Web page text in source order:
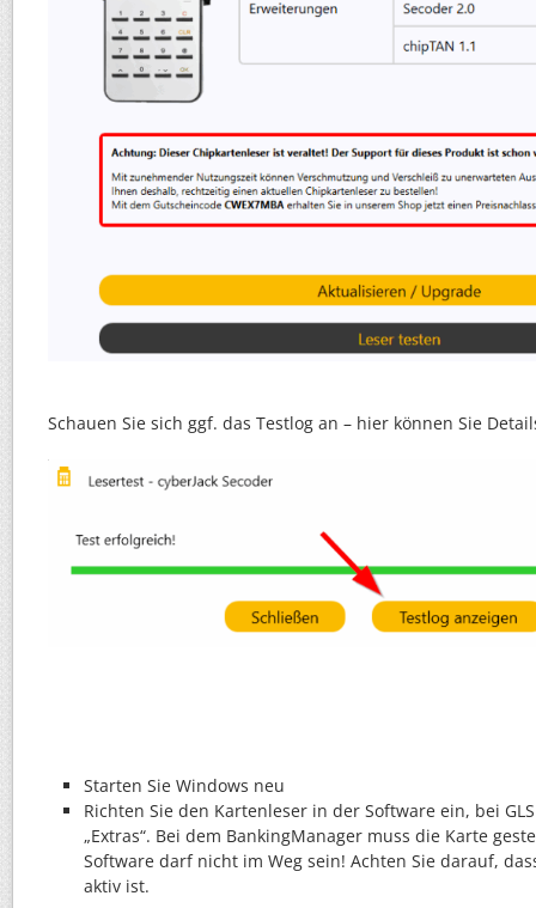
Schauen Sie sich ggf. das Testlog an – hier können Sie
Starten Sie Windows neu
Richten Sie den Kartenleser in der Software ein, bei
„Extras“. Bei dem BankingManager muss die Karte
Software darf nicht im Weg sein! Achten Sie darauf,
aktiv ist.